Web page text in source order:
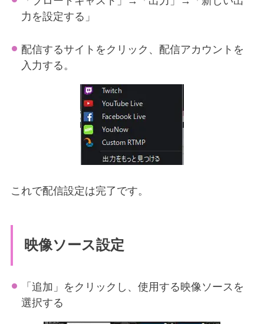
力を設定する」
配信するサイトをクリック、配信アカウントを
入力する。
これで配信設定は完了です。
映像ソース設定
「追加」をクリックし、使用する映像ソースを
選択する